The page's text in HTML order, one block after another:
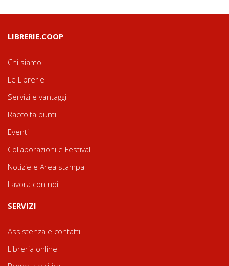
LIBRERIE.COOP
Chi siamo
Le Librerie
Servizi e vantaggi
Raccolta punti
Eventi
Collaborazioni e Festival
Notizie e Area stampa
Lavora con noi
SERVIZI
Assistenza e contatti
Libreria online